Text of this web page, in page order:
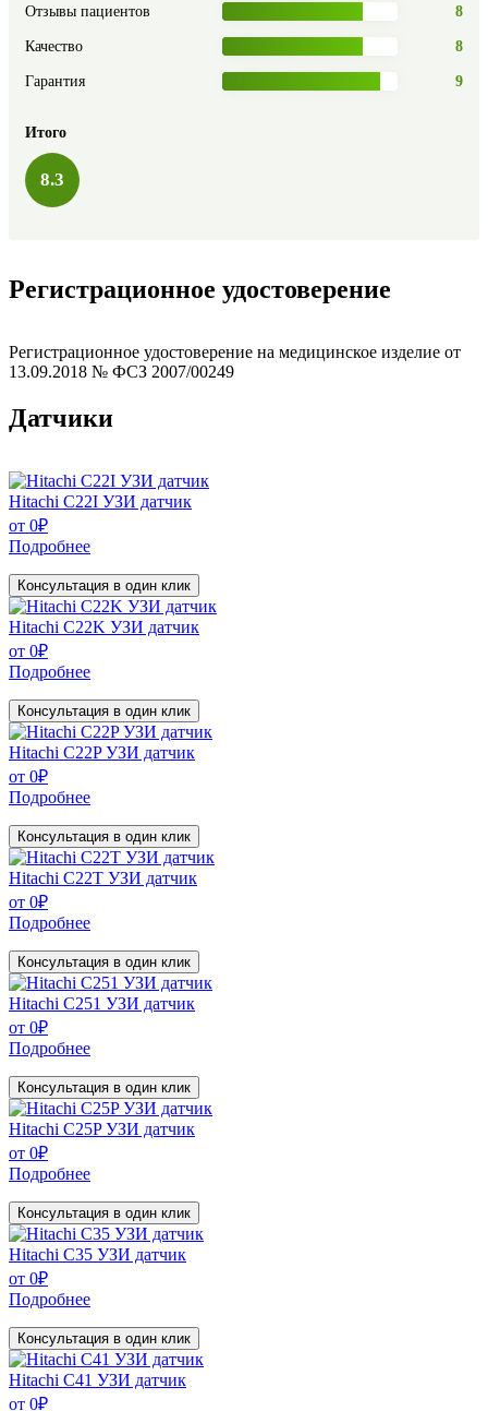
Отзывы пациентов 8
Качество 8
Гарантия 9
Итого
8.3
Регистрационное удостоверение
Регистрационное удостоверение на медицинское изделие от
13.09.2018 № ФСЗ 2007/00249
Датчики
Hitachi C22I УЗИ датчик
от 0₽
Подробнее
Консультация в один клик
Hitachi C22K УЗИ датчик
от 0₽
Подробнее
Консультация в один клик
Hitachi C22P УЗИ датчик
от 0₽
Подробнее
Консультация в один клик
Hitachi C22T УЗИ датчик
от 0₽
Подробнее
Консультация в один клик
Hitachi C251 УЗИ датчик
от 0₽
Подробнее
Консультация в один клик
Hitachi C25P УЗИ датчик
от 0₽
Подробнее
Консультация в один клик
Hitachi C35 УЗИ датчик
от 0₽
Подробнее
Консультация в один клик
Hitachi C41 УЗИ датчик
от 0₽